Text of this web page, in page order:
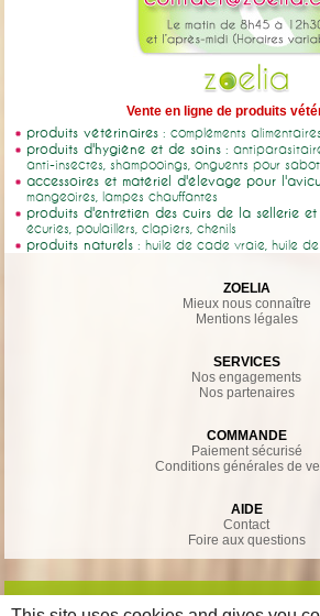
Vente en ligne de produits
produits vétérinaires : compléments
produits d'hygiène et de soins :
anti-insectes, shampooings, onguents pour
accessoires et matériel d'élevage pour
mangeoires, lampes chauffantes
produits d'entretien des cuirs de la sellerie
écuries, poulaillers, clapiers, chenils
produits naturels : huile de cade vraie, huile
ZOELIA
Mieux nous connaître
Mentions légales
SERVICES
Nos engagements
Nos partenaires
COMMANDE
Paiement sécurisé
Conditions générales de
AIDE
Contact
Foire aux questions